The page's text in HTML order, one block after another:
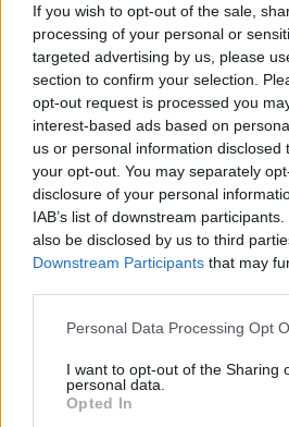
If you wish to opt-out of the sale,
processing of your personal or
targeted advertising by us, please
section to confirm your selection.
opt-out request is processed you
interest-based ads based on
us or personal information disclosed
your opt-out. You may separately
disclosure of your personal
IAB’s list of downstream
also be disclosed by us to third
Downstream Participants that may
Please note that this website/app
not limited to your visit or usage
grant or deny consent to Google
use your data for below specified
Personal Data Processing Opt
I want to opt-out of the Sharing
personal data.
Opted In
...de ezzel nemcsak a
maga az állatállomány és
környezet is sokat nyer. Dr.
dékán asszonyt az
átalakulásáról, valamint
projektekről kérdeztük,
Tudományegyetem
partnereivel közösen